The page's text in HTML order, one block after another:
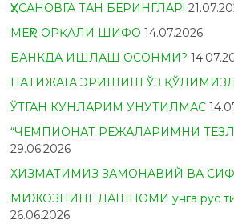
ҲУСАНОВГА ТАН БЕРИНГЛАР!
МЕҲР ОРҚАЛИ ШИФО 14.07.2026
БАНКДА ИШЛАШ ОСОНМИ?
НАТИЖАГА ЭРИШИШ ЎЗ
ЎТГАН КУНЛАРИМ УНУТИЛМАС
“ЧЕМПИОНАТ РЕЖАЛАРИМНИ
29.06.2026
ХИЗМАТИМИЗ ЗАМОНАВИЙ ВА
МИЖОЗНИНГ ДАШНОМИ унга рус
26.06.2026